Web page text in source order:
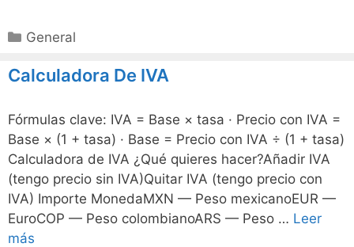
Categorías
General
Calculadora De IVA
Fórmulas clave: IVA = Base × tasa · Precio con IVA =
Base × (1 + tasa) · Base = Precio con IVA ÷ (1 + tasa)
Calculadora de IVA ¿Qué quieres hacer?Añadir IVA
(tengo precio sin IVA)Quitar IVA (tengo precio con
IVA) Importe MonedaMXN — Peso mexicanoEUR —
EuroCOP — Peso colombianoARS — Peso … Leer
más